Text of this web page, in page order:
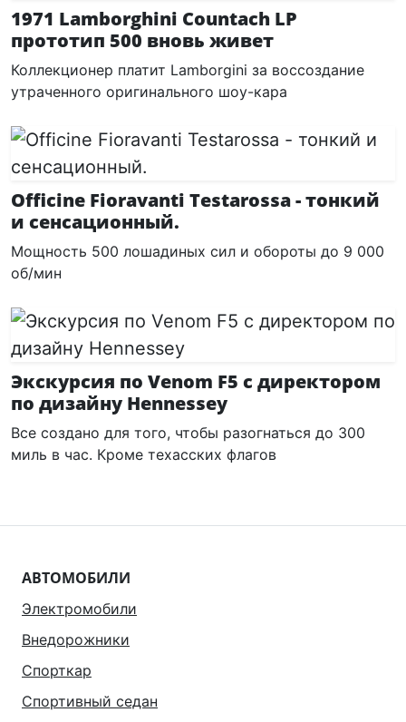
1971 Lamborghini Countach LP
прототип 500 вновь живет
Коллекционер платит Lamborgini за воссоздание
утраченного оригинального шоу-кара
Officine Fioravanti Testarossa - тонкий
и сенсационный.
Мощность 500 лошадиных сил и обороты до 9 000
об/мин
Экскурсия по Venom F5 с директором
по дизайну Hennessey
Все создано для того, чтобы разогнаться до 300
миль в час. Кроме техасских флагов
АВТОМОБИЛИ
Электромобили
Внедорожники
Спорткар
Спортивный седан